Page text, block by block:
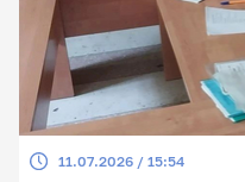
11.07.2026 / 15:54